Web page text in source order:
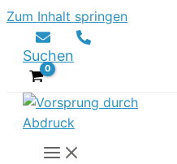
Zum Inhalt springen
Suchen